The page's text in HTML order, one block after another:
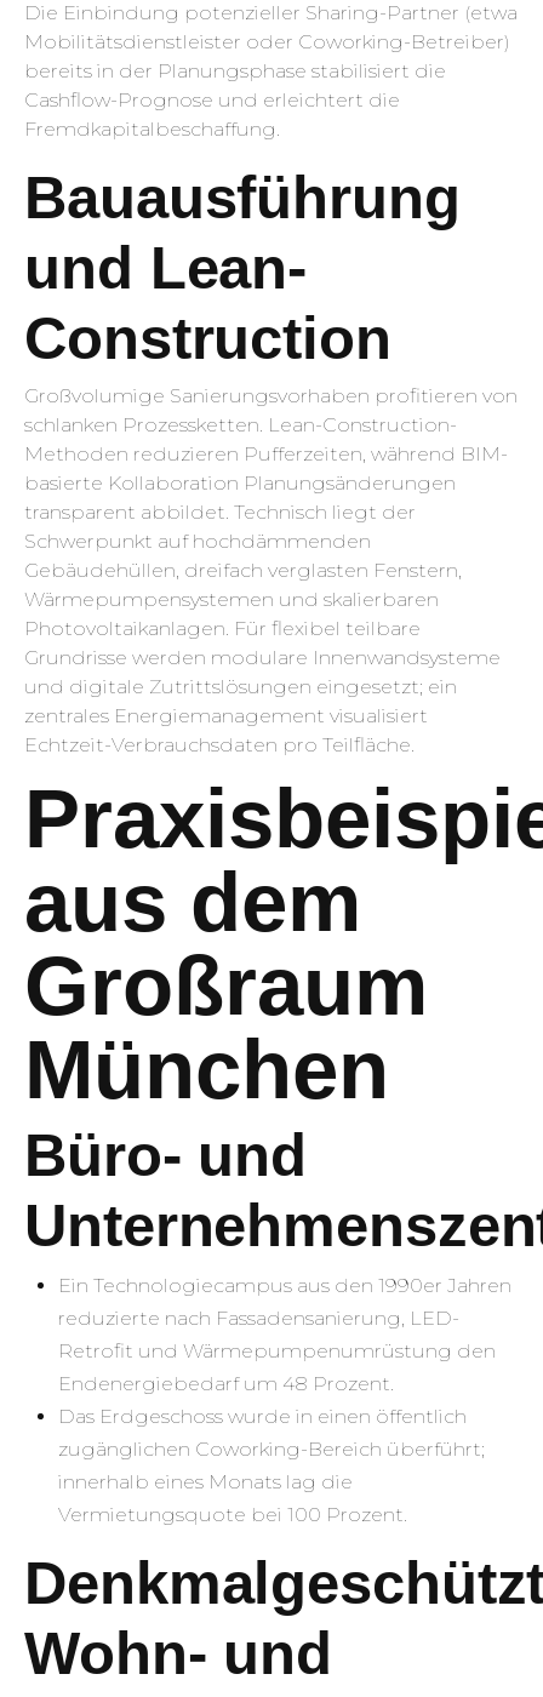
Die Einbindung potenzieller Sharing-Partner (etwa
Mobilitätsdienstleister oder Coworking-Betreiber)
bereits in der Planungsphase stabilisiert die
Cashflow-Prognose und erleichtert die
Fremdkapitalbeschaffung.
Bauausführung
und Lean-
Construction
Großvolumige Sanierungsvorhaben profitieren von
schlanken Prozessketten. Lean-Construction-
Methoden reduzieren Pufferzeiten, während BIM-
basierte Kollaboration Planungsänderungen
transparent abbildet. Technisch liegt der
Schwerpunkt auf hochdämmenden
Gebäudehüllen, dreifach verglasten Fenstern,
Wärmepumpensystemen und skalierbaren
Photovoltaikanlagen. Für flexibel teilbare
Grundrisse werden modulare Innenwandsysteme
und digitale Zutrittslösungen eingesetzt; ein
zentrales Energiemanagement visualisiert
Echtzeit-Verbrauchsdaten pro Teilfläche.
aus dem
Großraum
München
Büro- und
Ein Technologiecampus aus den 1990er Jahren
reduzierte nach Fassadensanierung, LED-
Retrofit und Wärmepumpenumrüstung den
Endenergiebedarf um 48 Prozent.
Das Erdgeschoss wurde in einen öffentlich
zugänglichen Coworking-Bereich überführt;
innerhalb eines Monats lag die
Vermietungsquote bei 100 Prozent.
Wohn- und